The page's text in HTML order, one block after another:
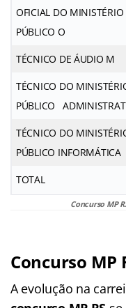
OFICIAL DO MINISTÉRIO
PÚBLICO O
TÉCNICO DE ÁUDIO M
TÉCNICO DO
PÚBLICO
TÉCNICO DO
PÚBLICO INFORMÁTICA
TOTAL
Concurso MP
Concurso MP
A evolução na